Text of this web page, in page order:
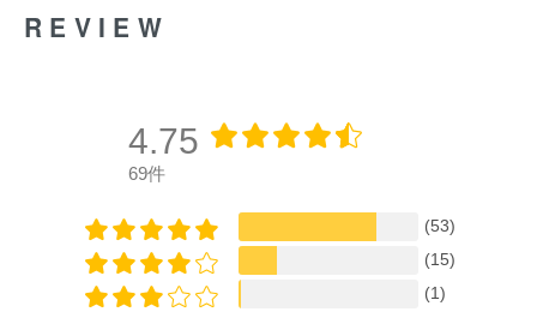
REVIEW
4.75
69件
(53)
(15)
(1)